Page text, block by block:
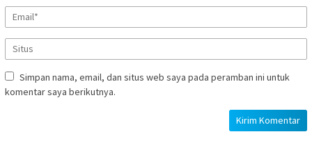
Simpan nama, email, dan situs web saya pada peramban ini untuk
komentar saya berikutnya.